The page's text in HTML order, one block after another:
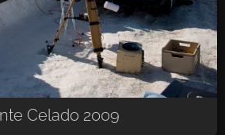
Celado 2009